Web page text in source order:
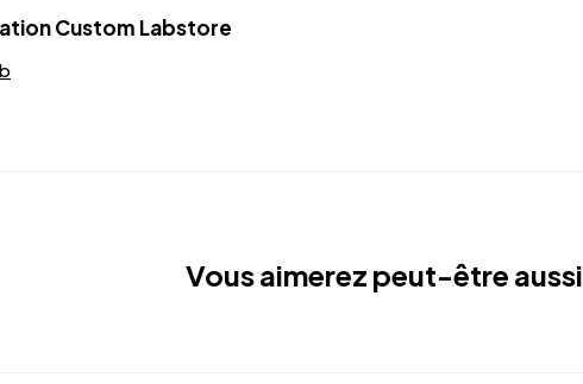
Custom Labstore
Vous aimerez peut-être aussi